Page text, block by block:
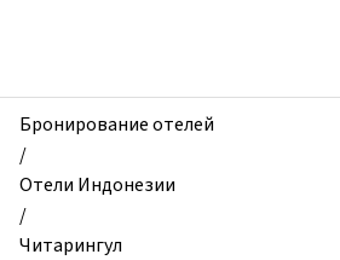
Kampung
Istal
Bogor,
Читарингул,
Индонезия
Бронирование отелей
/
Отели Индонезии
/
Читарингул